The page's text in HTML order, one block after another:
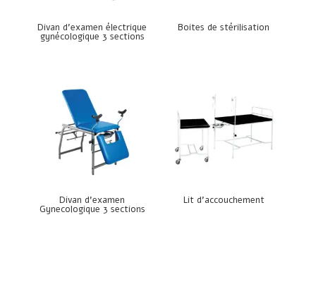
Divan d’examen électrique
gynécologique 3 sections
Boites de stérilisation
Divan d’examen
Gynecologique 3 sections
Lit d’accouchement